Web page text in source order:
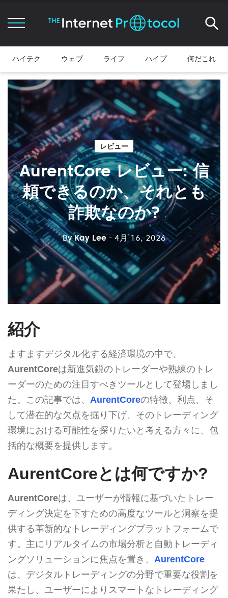
ハイテク ウェブ ライフ ハイプ 何だこれ
レビュー
AurentCore レビュー: 信
頼できるのか、それとも
詐欺なのか?
ByKay Lee - 4月 16, 2026
紹介
ますますデジタル化する経済環境の中で、
AurentCoreは新進気鋭のトレーダーや熟練のトレ
ーダーのための注目すべきツールとして登場しまし
た。この記事では、 AurentCoreの特徴、利点、そ
して潜在的な欠点を掘り下げ、そのトレーディング
環境における可能性を探りたいと考える方々に、包
括的な概要を提供します。
AurentCoreとは何ですか?
AurentCoreは、ユーザーが情報に基づいたトレー
ディング決定を下すための高度なツールと洞察を提
供する革新的なトレーディングプラットフォームで
す。主にリアルタイムの市場分析と自動トレーディ
ングソリューションに焦点を置き、 AurentCore
は、デジタルトレーディングの分野で重要な役割を
果たし、ユーザーによりスマートなトレーディング